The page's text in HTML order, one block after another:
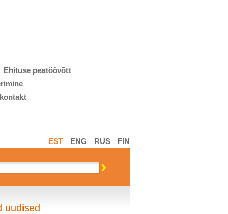
Ehituse peatöövõtt
EST ENG RUS FIN
uudised